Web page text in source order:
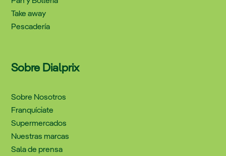
Take away
Pescadería
Sobre Dialprix
Sobre Nosotros
Franquíciate
Supermercados
Nuestras marcas
Sala de prensa